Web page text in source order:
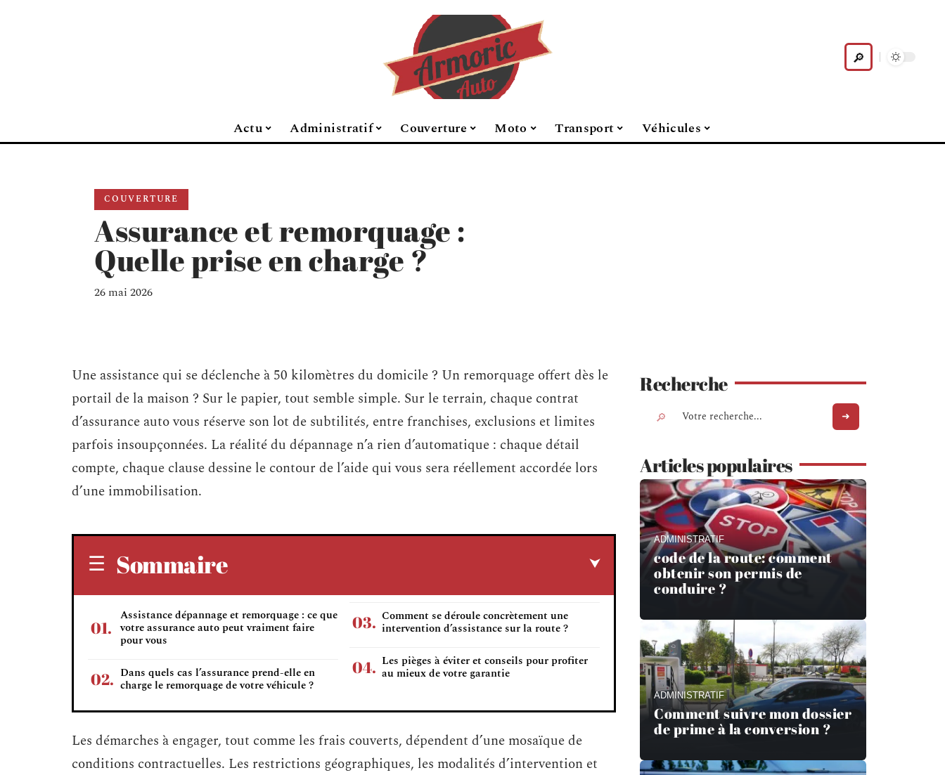
Actu Administratif Couverture Moto Transport Véhicules
COUVERTURE
Assurance et remorquage :
Quelle prise en charge ?
26 mai 2026
Une assistance qui se déclenche à 50 kilomètres du domicile ? Un remorquage offert dès le
portail de la maison ? Sur le papier, tout semble simple. Sur le terrain, chaque contrat
d’assurance auto vous réserve son lot de subtilités, entre franchises, exclusions et limites
parfois insoupçonnées. La réalité du dépannage n’a rien d’automatique : chaque détail
compte, chaque clause dessine le contour de l’aide qui vous sera réellement accordée lors
d’une immobilisation.
Sommaire
Assistance dépannage et remorquage : ce que
votre assurance auto peut vraiment faire
pour vous
Dans quels cas l’assurance prend-elle en
charge le remorquage de votre véhicule ?
Comment se déroule concrètement une
intervention d’assistance sur la route ?
Les pièges à éviter et conseils pour profiter
au mieux de votre garantie
Les démarches à engager, tout comme les frais couverts, dépendent d’une mosaïque de
conditions contractuelles. Les restrictions géographiques, les modalités d’intervention et
Recherche
Articles populaires
ADMINISTRATIF
code de la route: comment
obtenir son permis de
conduire ?
ADMINISTRATIF
Comment suivre mon dossier
de prime à la conversion ?